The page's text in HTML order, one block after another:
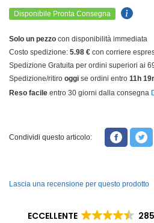
Disponibile Pronta Consegna
Solo un pezzo con disponibilità immediata
Costo spedizione: 5.98 € con corriere
Spedizione Gratuita per ordini superiori ai
Spedizione/ritiro oggi se ordini entro 11h
Reso facile entro 30 giorni dalla consegna
Condividi questo articolo:
Lascia una recensione per questo prodotto
ECCELLENTE